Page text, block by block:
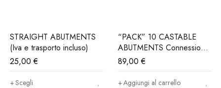
STRAIGHT ABUTMENTS
(Iva e trasporto incluso)
25,00€
Scegli
“PACK” 10 CASTABLE
ABUTMENTS Connessione
ALPHABIO®, MIS®,
NORIS®..(Iva e trasporto
incluso)
89,00€
Aggiungi al carrello